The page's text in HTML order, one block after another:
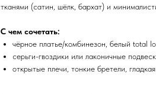
тканями (сатин, шёлк, бархат) и
С чем сочетать:
чёрное платье/комбинезон, белый total
серьги-гвоздики или лаконичные
открытые плечи, тонкие бретели,